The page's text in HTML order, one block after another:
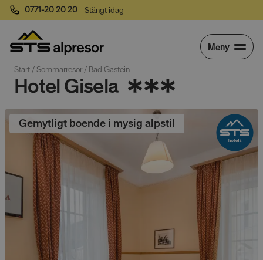
0771-20 20 20 Stängt idag
Meny
Start / Sommarresor / Bad Gastein
Hotel Gisela
Gemytligt boende i mysig alpstil